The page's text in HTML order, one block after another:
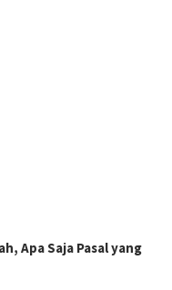
Apa Saja Pasal yang